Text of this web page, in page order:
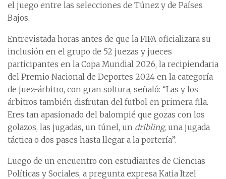
el juego entre las selecciones de Túnez y de Países
Bajos.
Entrevistada horas antes de que la FIFA oficializara su
inclusión en el grupo de 52 juezas y jueces
participantes en la Copa Mundial 2026, la recipiendaria
del Premio Nacional de Deportes 2024 en la categoría
de juez-árbitro, con gran soltura, señaló: “Las y los
árbitros también disfrutan del futbol en primera fila.
Eres tan apasionado del balompié que gozas con los
golazos, las jugadas, un túnel, un dribling, una jugada
táctica o dos pases hasta llegar a la portería”.
Luego de un encuentro con estudiantes de Ciencias
Políticas y Sociales, a pregunta expresa Katia Itzel